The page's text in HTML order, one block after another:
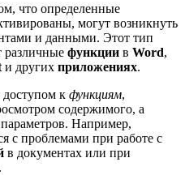
что определенные
могут возникнуть
и данными. Этот тип
различные функции в Word,
и других приложениях.
доступом к функциям,
содержимого, а
Например,
с проблемами при работе с
в документах или при